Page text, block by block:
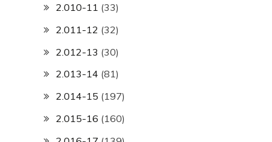
2.010-11 (33)
2.011-12 (32)
2.012-13 (30)
2.013-14 (81)
2.014-15 (197)
2.015-16 (160)